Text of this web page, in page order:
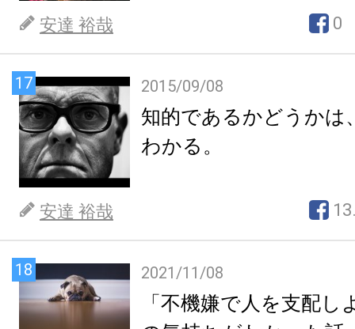
安達 裕哉 0
17 2015/09/08
知的であるかどうかは
わかる。
安達 裕哉
18 2021/11/08
「不機嫌で人を支配し